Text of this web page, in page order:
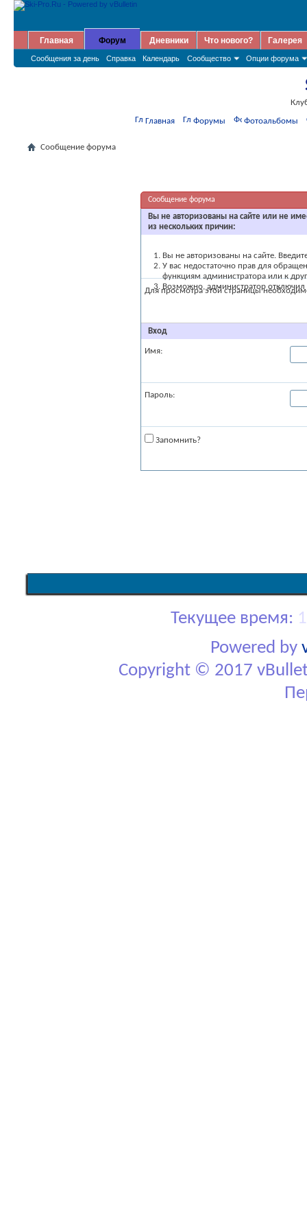
Главная Форум
Сообщения за день Справка Календарь Сообщество Опции форума
Дневники Что нового? Галерея
Главная Форумы Фотоальбомы
Сообщение форума
Сообщение форума
Вы не авторизованы на сайте или не
из нескольких причин:
Вы не авторизованы на сайте.
У вас недостаточно прав для
функциям администратора или к
Возможно, администратор отключил
Для просмотра этой страницы
Вход
Имя:
Пароль:
Запомнить?
Текущее время:
Powered by
Copyright © 2017